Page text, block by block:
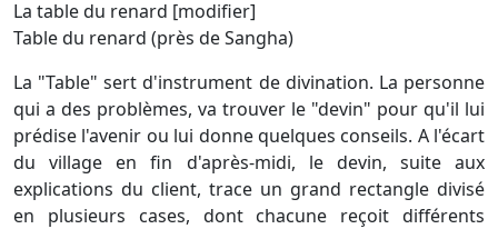
La table du renard [modifier]
Table du renard (près de Sangha)
La "Table" sert d'instrument de divination. La personne
qui a des problèmes, va trouver le "devin" pour qu'il lui
prédise l'avenir ou lui donne quelques conseils. A l'écart
du village en fin d'après-midi, le devin, suite aux
explications du client, trace un grand rectangle divisé
en plusieurs cases, dont chacune reçoit différents